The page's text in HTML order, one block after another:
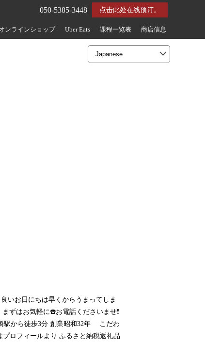
点击此处在线预订。
050-5385-3448
ンラインショップ Uber Eats 课程一览表 商店信息
いお日にちは早くからうまってしま
ずはお気軽に☎️お電話くださいませ❗
駅から徒歩3分 創業昭和32年 こだわ
ロフィールより ふるさと納税返礼品